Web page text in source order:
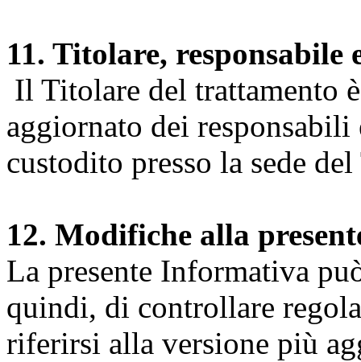
11. Titolare, responsabile
Il Titolare del trattamento
aggiornato dei
custodito presso la sede
12. Modifiche alla
La presente Informativa
quindi, di controllare
riferirsi alla versione più